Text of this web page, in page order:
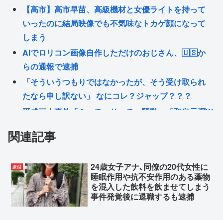
【高市】高市早苗、高級機材と女優ライトを持って
いったのに結局映像でも不気味なトカゲ顔になって
しまう
AIでロリコン画像自作しただけのおじさん、🇺🇸か
らの通報で逮捕
「そういうつもりではなかったが、そう受け取られ
たなら申し訳ない」 なにコレ？ジャップ？？？
平成三大事件「ミッチーサッチー騒動」「和泉元彌W
愛国保守が言ってること、全て不正解すぎてワイ驚
移民の多い国は豊かで移民も少ない国は貧しかった
ネトウヨ🏺愛国保守、また嘘で扇動し日本破壊成功
はっきり言う、無差別大量殺人を実行して死刑にな
関連記事
嫌儲
24歳女子アナ､同僚の20代女性に
睡眠作用や抗不安作用のある薬物
を混入した飲料を飲ませてしまう
事件発覚後に退職するも逮捕